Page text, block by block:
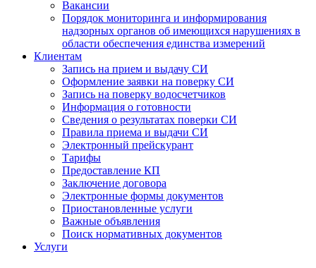
Вакансии
Порядок мониторинга и информирования
надзорных органов об имеющихся нарушениях в
области обеспечения единства измерений
Клиентам
Запись на прием и выдачу СИ
Оформление заявки на поверку СИ
Запись на поверку водосчетчиков
Информация о готовности
Сведения о результатах поверки СИ
Правила приема и выдачи СИ
Электронный прейскурант
Тарифы
Предоставление КП
Заключение договора
Электронные формы документов
Приостановленные услуги
Важные объявления
Поиск нормативных документов
Услуги